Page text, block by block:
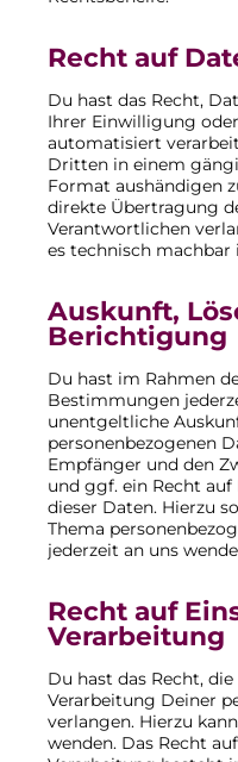
Recht auf
Du hast das Recht,
Ihrer Einwilligung
automatisiert
Dritten in einem
Format aushändigen
direkte Übertragung
Verantwortlichen
es technisch machbar
Auskunft,
Berichtigung
Du hast im Rahmen
Bestimmungen
unentgeltliche
personenbezogenen
Empfänger und den
und ggf. ein Recht
dieser Daten. Hierzu
Thema
jederzeit an uns
Recht auf
Verarbeitung
Du hast das Recht,
Verarbeitung Deiner
verlangen. Hierzu
wenden. Das Recht